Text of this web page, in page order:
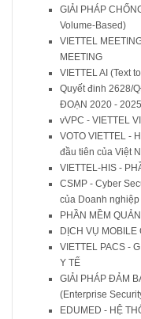
GIẢI PHÁP
Volume-Based)
VIETTEL
MEETING
VIETTEL AI (Text
Quyết đinh 2628/
ĐOẠN 2020 -
vVPC - VIETTEL
VOTO VIETTEL -
đầu tiên của Việt
VIETTEL-HIS -
CSMP - Cyber
của Doanh
PHẦN MỀM
DỊCH VỤ MOBILE
VIETTEL PACS -
Y TẾ
GIẢI PHÁP ĐẢM
(Enterprise
EDUMED - HỆ